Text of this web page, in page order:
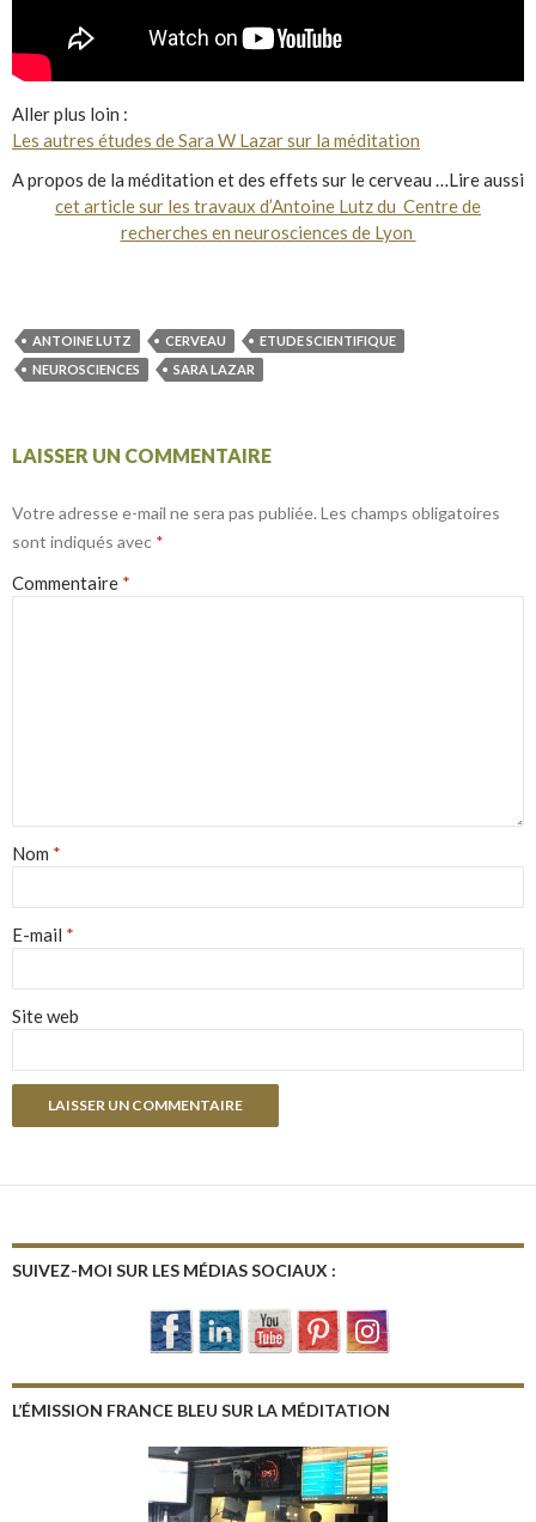
Aller plus loin :
Les autres études de Sara W Lazar sur la méditation
A propos de la méditation et des effets sur le cerveau …Lire aussi
cet article sur les travaux d’Antoine Lutz du Centre de
recherches en neurosciences de Lyon
ANTOINE LUTZ CERVEAU
ETUDE SCIENTIFIQUE
NEUROSCIENCES
SARA LAZAR
LAISSER UN COMMENTAIRE
Votre adresse e-mail ne sera pas publiée. Les champs obligatoires
sont indiqués avec *
Commentaire *
Nom *
E-mail *
Site web
SUIVEZ-MOI SUR LES MÉDIAS SOCIAUX :
L’ÉMISSION FRANCE BLEU SUR LA MÉDITATION